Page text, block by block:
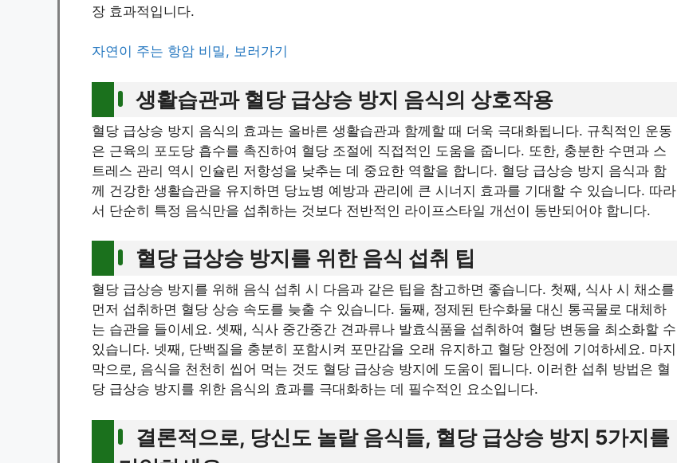
장 효과적입니다.
자연이 주는 항암 비밀, 보러가기
생활습관과 혈당 급상승 방지 음식의 상호작용
혈당 급상승 방지 음식의 효과는 올바른 생활습관과 함께할 때 더욱 극대화됩니다. 규칙적인 운동
은 근육의 포도당 흡수를 촉진하여 혈당 조절에 직접적인 도움을 줍니다. 또한, 충분한 수면과 스
트레스 관리 역시 인슐린 저항성을 낮추는 데 중요한 역할을 합니다. 혈당 급상승 방지 음식과 함
께 건강한 생활습관을 유지하면 당뇨병 예방과 관리에 큰 시너지 효과를 기대할 수 있습니다. 따라
서 단순히 특정 음식만을 섭취하는 것보다 전반적인 라이프스타일 개선이 동반되어야 합니다.
혈당 급상승 방지를 위한 음식 섭취 팁
혈당 급상승 방지를 위해 음식 섭취 시 다음과 같은 팁을 참고하면 좋습니다. 첫째, 식사 시 채소를
먼저 섭취하면 혈당 상승 속도를 늦출 수 있습니다. 둘째, 정제된 탄수화물 대신 통곡물로 대체하
는 습관을 들이세요. 셋째, 식사 중간중간 견과류나 발효식품을 섭취하여 혈당 변동을 최소화할 수
있습니다. 넷째, 단백질을 충분히 포함시켜 포만감을 오래 유지하고 혈당 안정에 기여하세요. 마지
막으로, 음식을 천천히 씹어 먹는 것도 혈당 급상승 방지에 도움이 됩니다. 이러한 섭취 방법은 혈
당 급상승 방지를 위한 음식의 효과를 극대화하는 데 필수적인 요소입니다.
결론적으로, 당신도 놀랄 음식들, 혈당 급상승 방지 5가지를